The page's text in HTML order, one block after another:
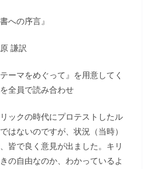
への序言』
謙訳
ーマをめぐって』を用意してく
全員で読み合わせ
ックの時代にプロテストしたル
はないのですが、状況（当時）
皆で良く意見が出ました。キリ
の自由なのか、わかっているよ